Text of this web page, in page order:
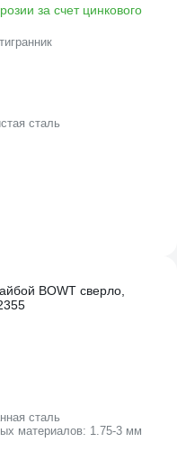
за счет цинкового
сталь
BOWT сверло,
сталь
материалов: 1.75-3 мм